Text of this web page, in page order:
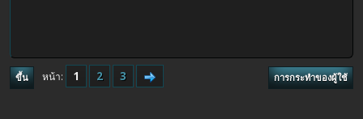
ขึ้น หน้า 1 2 3 การกระทำของผู้ใช้